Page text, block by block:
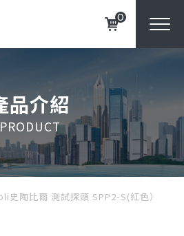
0
品介紹
PRODUCT
史陶比爾 測試探頭 SPP2-S(紅色）